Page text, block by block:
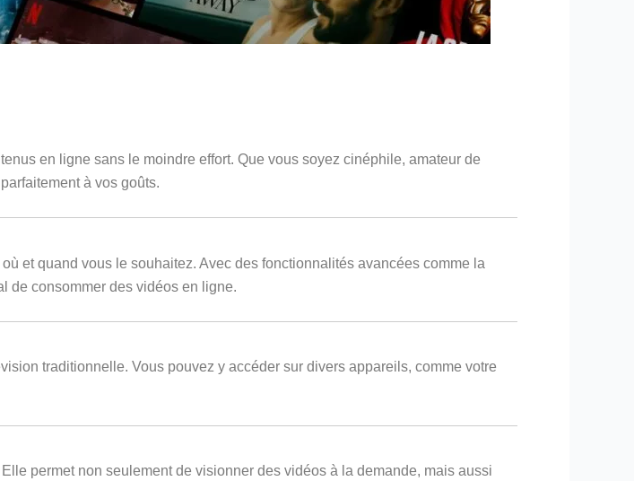
en ligne sans le moindre effort. Que vous soyez cinéphile, amateur de
à vos goûts.
et quand vous le souhaitez. Avec des fonctionnalités avancées comme la
de consommer des vidéos en ligne.
traditionnelle. Vous pouvez y accéder sur divers appareils, comme votre
permet non seulement de visionner des vidéos à la demande, mais aussi